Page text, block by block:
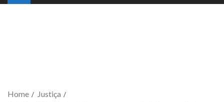
Home
Justiça